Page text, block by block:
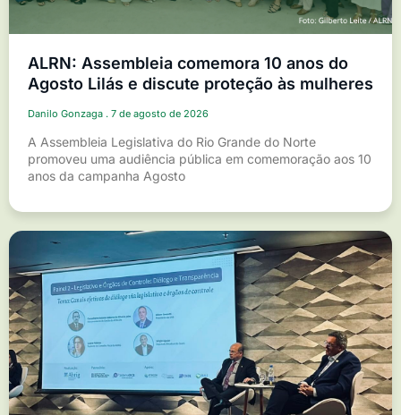
ALRN: Assembleia comemora 10 anos do
Agosto Lilás e discute proteção às mulheres
Danilo Gonzaga 7 de agosto de 2026
A Assembleia Legislativa do Rio Grande do Norte
promoveu uma audiência pública em comemoração aos 10
anos da campanha Agosto